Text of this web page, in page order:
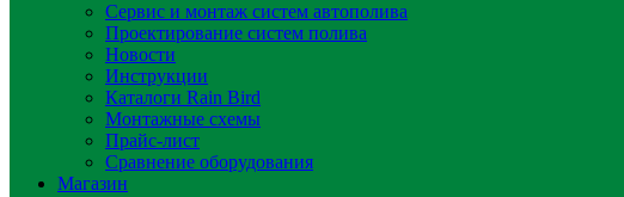
Сервис и монтаж систем автополива
Проектирование систем полива
Новости
Инструкции
Каталоги Rain Bird
Монтажные схемы
Прайс-лист
Сравнение оборудования
Магазин